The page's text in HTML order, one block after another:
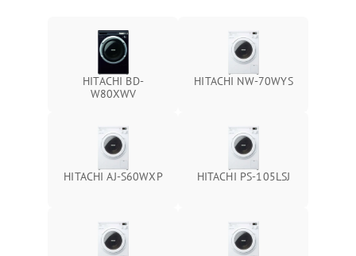
HITACHI BD-
W80XWV
HITACHI NW-70WYS
HITACHI AJ-S60WXP HITACHI PS-105LSJ